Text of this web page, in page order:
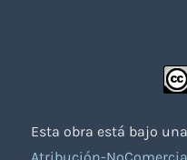
Esta obra está bajo una